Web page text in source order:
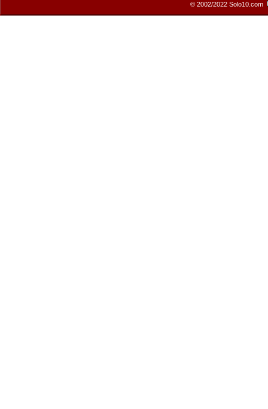
© 2002/2022 Solo10.com